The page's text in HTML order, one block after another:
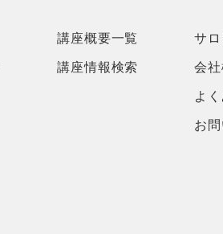
講座概要一覧
講座情報検索
サ
会
よ
お